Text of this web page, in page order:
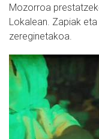
Mozorroa
Lokalean. Zapiak
zereginetakoa.